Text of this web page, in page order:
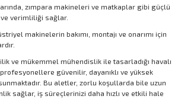
zımpara makineleri ve matkaplar gibi güçlü
ve verimliliği sağlar.
makinelerin bakımı, montajı ve onarımı için
ve mükemmel mühendislik ile tasarladığı havalı
güvenilir, dayanıklı ve yüksek
Bu aletler, zorlu koşullarda bile uzun
sağlar, iş süreçlerinizi daha hızlı ve etkili hale